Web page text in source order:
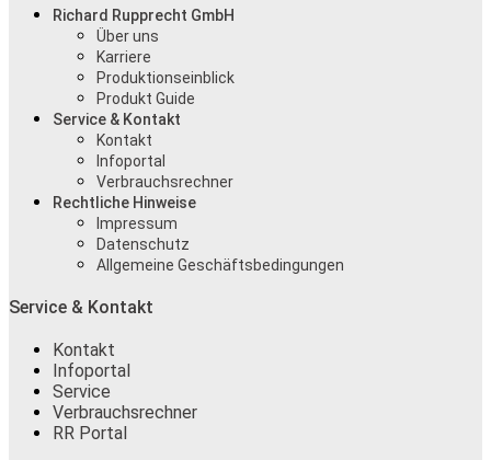
Richard Rupprecht GmbH
Über uns
Karriere
Produktionseinblick
Produkt Guide
Service & Kontakt
Kontakt
Infoportal
Verbrauchsrechner
Rechtliche Hinweise
Impressum
Datenschutz
Allgemeine Geschäftsbedingungen
Service & Kontakt
Kontakt
Infoportal
Service
Verbrauchsrechner
RR Portal